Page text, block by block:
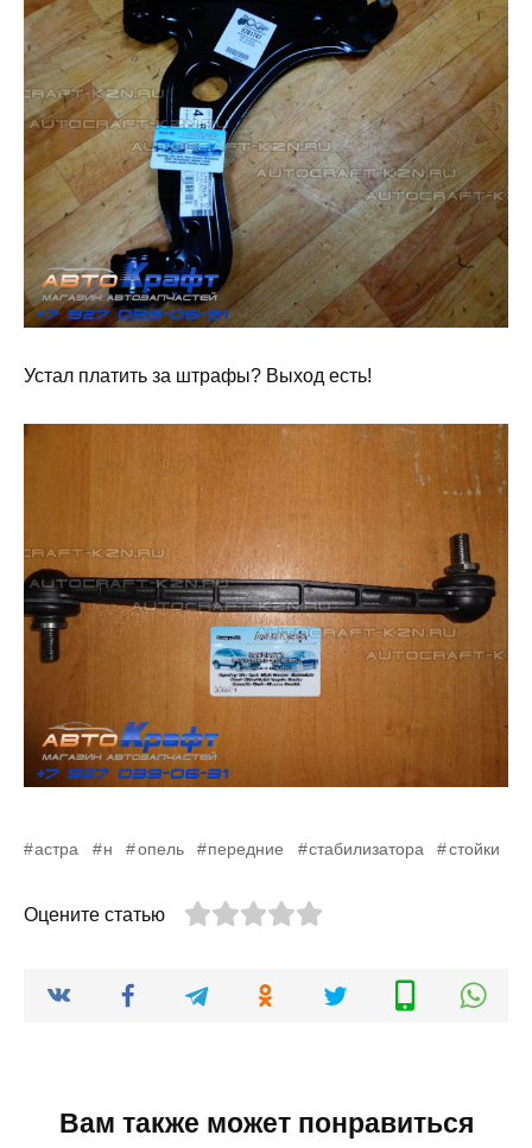
Устал платить за штрафы? Выход есть!
астра н опель передние стабилизатора стойки
Оцените статью
Вам также может понравиться